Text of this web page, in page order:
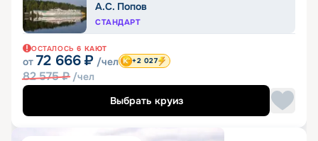
А.С. Попов
СТАНДАРТ
ОСТАЛОСЬ 6 КАЮТ
от 72 666 ₽ /чел
82 575₽ /чел
+2 027
Выбрать круиз